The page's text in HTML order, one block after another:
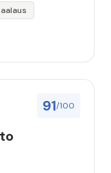
on oikein
tehtiin
maalareille:
91/100